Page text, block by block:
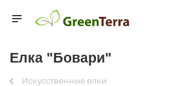
Елка "Бовари"
Искусственные елки